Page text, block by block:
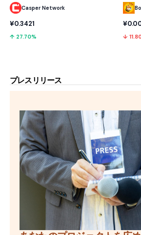
Casper Network
¥0.3421
↑ 27.70% ↓
プレスリリース